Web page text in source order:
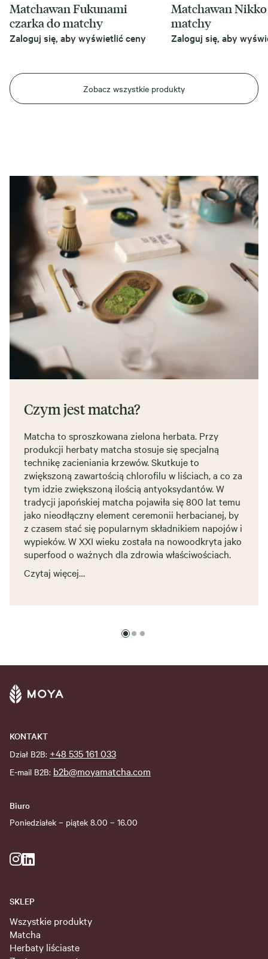
Zobacz wszystkie produkty
Matchawan Fukunami
czarka do matchy
Zaloguj się, aby wyświetlić ceny
Matchawan
matchy
Zaloguj się, aby
Czym jest matcha?
Matcha to sproszkowana zielona herbata. Przy
produkcji herbaty matcha stosuje się specjalną
technikę zacieniania krzewów. Skutkuje to
zwiększoną zawartością chlorofilu w liściach, a co za
tym idzie zwiększoną ilością antyoksydantów. W
tradycji japońskiej matcha pojawiła się 800 lat temu
jako nieodłączny element ceremonii herbacianej, by
z czasem stać się popularnym składnikiem napojów i
wypieków. W XXI wieku została na nowoodkryta jako
superfood o ważnych dla zdrowia właściwościach.
Czytaj więcej…
KONTAKT
Dział B2B: +48 535 161 033
E-mail B2B: b2b@moyamatcha.com
Biuro
Poniedziałek – piątek 8.00 – 16.00
SKLEP
Wszystkie produkty
Matcha
Herbaty liściaste